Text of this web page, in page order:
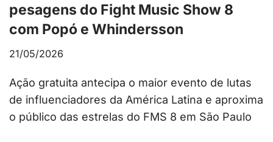
pesagens do Fight Music Show 8
com Popó e Whindersson
21/05/2026
Ação gratuita antecipa o maior evento de lutas
de influenciadores da América Latina e aproxima
o público das estrelas do FMS 8 em São Paulo